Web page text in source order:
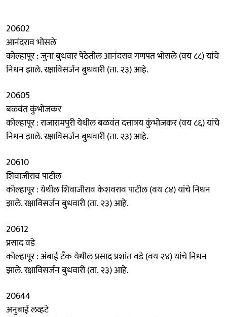
20602
आनंदराव भोसले
कोल्हापूर : जुना बुधवार पेठेतील आनंदराव गणपत भोसले (वय ८८) यांचे
निधन झाले. रक्षाविसर्जन बुधवारी (ता. २३) आहे.
20605
बळवंत कुंभोजकर
कोल्हापूर : राजारामपुरी येथील बळवंत दत्तात्रय कुंभोजकर (वय ८६) यांचे
निधन झाले. रक्षाविसर्जन बुधवारी (ता. २३) आहे.
20610
शिवाजीराव पाटील
कोल्हापूर : येथील शिवाजीराव केशवराव पाटील (वय ८४) यांचे निधन
झाले. रक्षाविसर्जन बुधवारी (ता. २३) आहे.
20612
प्रसाद वडे
कोल्हापूर : अंबाई टँक येथील प्रसाद प्रशांत वडे (वय २४) यांचे निधन
झाले. रक्षाविसर्जन बुधवारी (ता. २३) आहे.
20644
अनुबाई लव्हटे